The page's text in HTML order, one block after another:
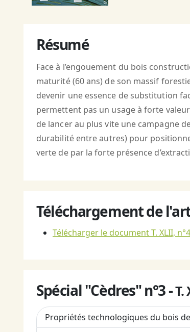
Résumé
Face à l’engouement du bois
maturité (60 ans) de son massif
devenir une essence de substitution
permettent pas un usage à forte
de lancer au plus vite une campagne
durabilité entre autres) pour
verte de par la forte présence
Téléchargement de
Télécharger le document T. XLII,
Spécial "Cèdres" n°3 -T.
Propriétés technologiques du bois